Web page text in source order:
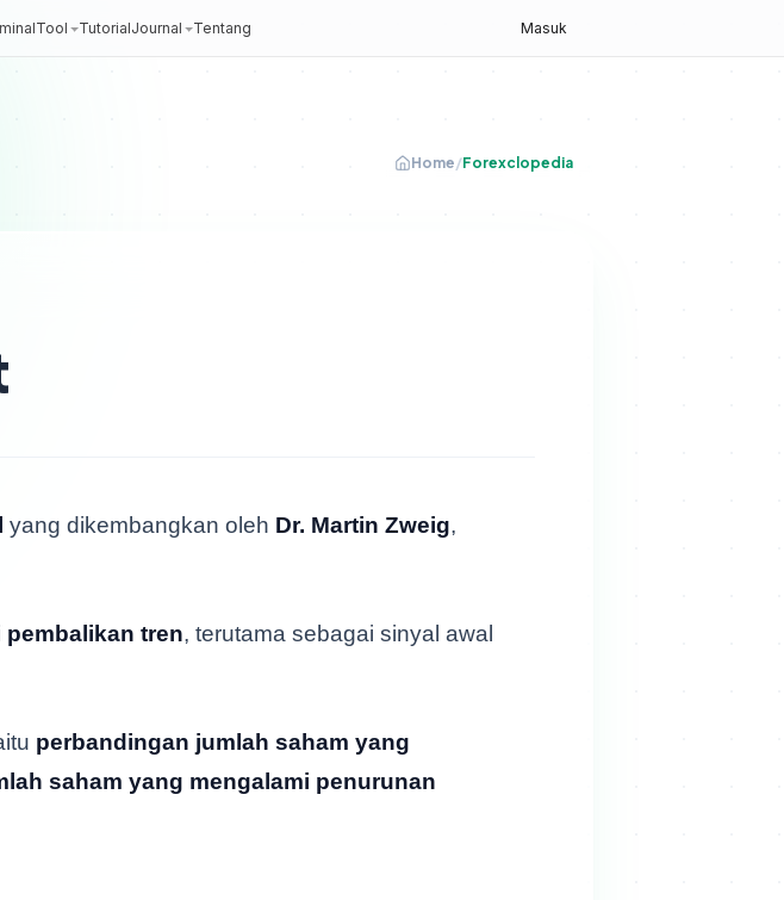
Tool TutorialJournal Tentang Masuk
Home/Forexclopedia
yang dikembangkan oleh Dr. Martin Zweig,
tren, terutama sebagai sinyal awal
perbandingan jumlah saham yang
saham yang mengalami penurunan